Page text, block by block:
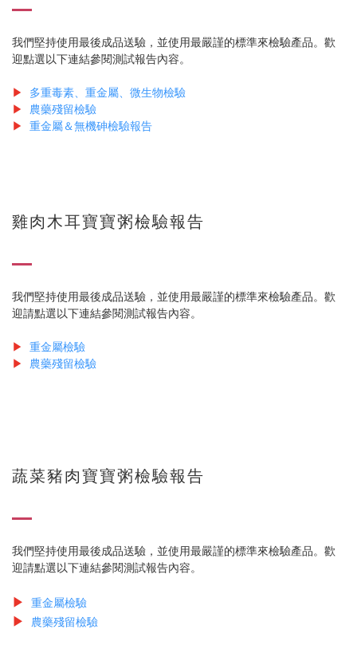
我們堅持使用最後成品送驗，並使用最嚴謹的標準來檢驗產品。歡
迎點選以下連結參閱測試報告內容。
▶ 多重毒素、重金屬、微生物檢驗
▶ 農藥殘留檢驗
▶ 重金屬＆無機砷檢驗報告
雞肉木耳寶寶粥檢驗報告
我們堅持使用最後成品送驗，並使用最嚴謹的標準來檢驗產品。歡
迎請點選以下連結參閱測試報告內容。
▶ 重金屬檢驗
▶ 農藥殘留檢驗
蔬菜豬肉寶寶粥檢驗報告
我們堅持使用最後成品送驗，並使用最嚴謹的標準來檢驗產品。歡
迎請點選以下連結參閱測試報告內容。
▶ 重金屬檢驗
▶ 農藥殘留檢驗